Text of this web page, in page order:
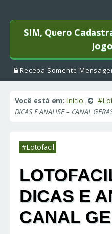
SIM, Quero
Receba Somente
Você está em: Início
DICAS E ANALISE – CANAL
#Lotofacil
DICAS E
CANAL